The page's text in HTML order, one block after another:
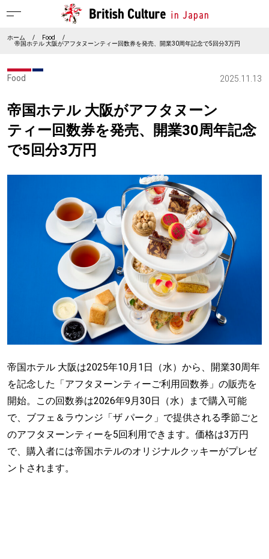
ホーム / Food /
帝国ホテル 大阪がアフタヌーンティー回数券を発売、開業30周年記念で5回分3万円
Food 2025.11.13
帝国ホテル 大阪がアフタヌーン
ティー回数券を発売、開業30周年記念
で5回分3万円
帝国ホテル 大阪は2025年10月1日（水）から、開業30周年
を記念した「アフタヌーンティーご利用回数券」の販売を
開始。この回数券は2026年9月30日（水）まで購入可能
で、ブフェ＆ラウンジ「ザ パーク」で提供される季節ごと
のアフタヌーンティーを5回利用できます。価格は3万円
で、購入者には帝国ホテルのオリジナルクッキーがプレゼ
ントされます。